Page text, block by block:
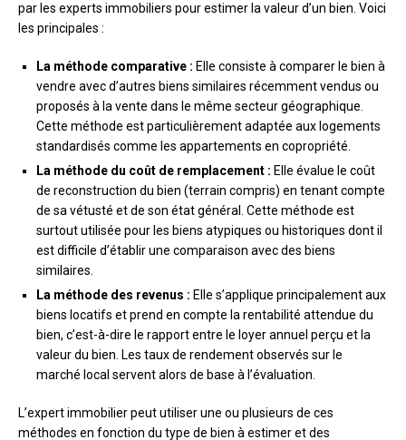
par les experts immobiliers pour estimer la valeur d’un bien. Voici
les principales :
La méthode comparative : Elle consiste à comparer le bien à
vendre avec d’autres biens similaires récemment vendus ou
proposés à la vente dans le même secteur géographique.
Cette méthode est particulièrement adaptée aux logements
standardisés comme les appartements en copropriété.
La méthode du coût de remplacement : Elle évalue le coût
de reconstruction du bien (terrain compris) en tenant compte
de sa vétusté et de son état général. Cette méthode est
surtout utilisée pour les biens atypiques ou historiques dont il
est difficile d’établir une comparaison avec des biens
similaires.
La méthode des revenus : Elle s’applique principalement aux
biens locatifs et prend en compte la rentabilité attendue du
bien, c’est-à-dire le rapport entre le loyer annuel perçu et la
valeur du bien. Les taux de rendement observés sur le
marché local servent alors de base à l’évaluation.
L’expert immobilier peut utiliser une ou plusieurs de ces
méthodes en fonction du type de bien à estimer et des